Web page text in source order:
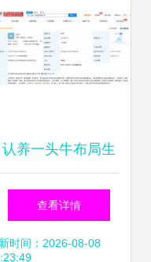
认养一头牛布局生
鲜赛道 新设食品公
司经营范围含鲜
查看详情
时间：2026-08-08